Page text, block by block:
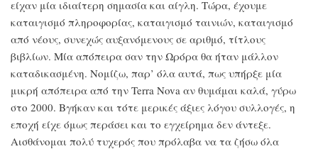
είχαν μία ιδιαίτερη σημασία και αίγλη. Τώρα, έχουμε
καταιγισμό πληροφορίας, καταιγισμό ταινιών, καταιγισμό
από νέους, συνεχώς αυξανόμενους σε αριθμό, τίτλους
βιβλίων. Μία απόπειρα σαν την Ωρόρα θα ήταν μάλλον
καταδικασμένη. Νομίζω, παρ’ όλα αυτά, πως υπήρξε μία
μικρή απόπειρα από την Terra Nova αν θυμάμαι καλά, γύρω
στο 2000. Βγήκαν και τότε μερικές άξιες λόγου συλλογές, η
εποχή είχε όμως περάσει και το εγχείρημα δεν άντεξε.
Αισθάνομαι πολύ τυχερός που πρόλαβα να τα ζήσω όλα